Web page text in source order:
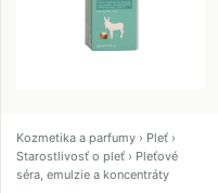
Kozmetika a parfumy › Pleť ›
Starostlivosť o pleť › Pleťové
séra, emulzie a koncentráty